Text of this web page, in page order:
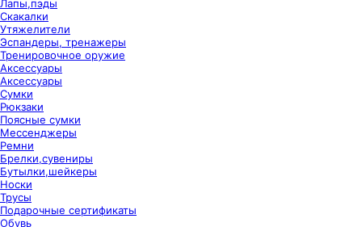
Лапы,пэды
Скакалки
Утяжелители
Эспандеры, тренажеры
Тренировочное оружие
Аксессуары
Аксессуары
Сумки
Рюкзаки
Поясные сумки
Мессенджеры
Ремни
Брелки,сувениры
Бутылки,шейкеры
Носки
Трусы
Подарочные сертификаты
Обувь